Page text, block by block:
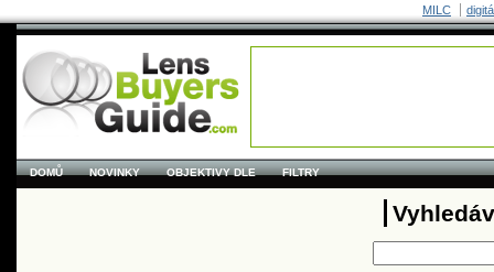
MILC
DOMŮ NOVINKY OBJEKTIVY DLE FILTRY